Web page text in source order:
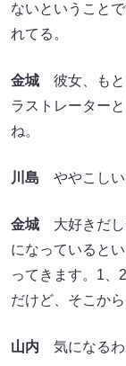
ないということ
れてる。
金城 彼女、もと
ラストレーター
ね。
川島 ややこしい
金城 大好きだし
になっていると
ってきます。1、
だけど、そこか
山内 気になるわ